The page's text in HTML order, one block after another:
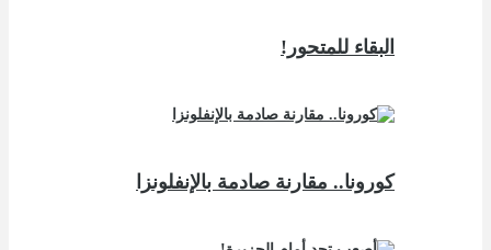
البقاء للمتحور!
كورونا.. مقارنة صادمة بالإنفلونزا